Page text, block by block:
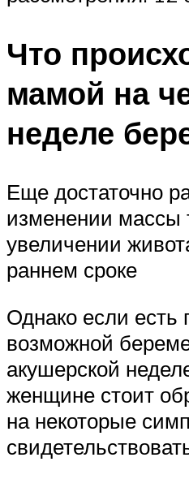
Что
мамой на
неделе
Еще достаточно
изменении массы
увеличении
раннем сроке
Однако если есть
возможной
акушерской
женщине стоит
на некоторые